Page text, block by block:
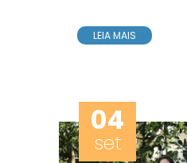
LEIA MAIS
04
set